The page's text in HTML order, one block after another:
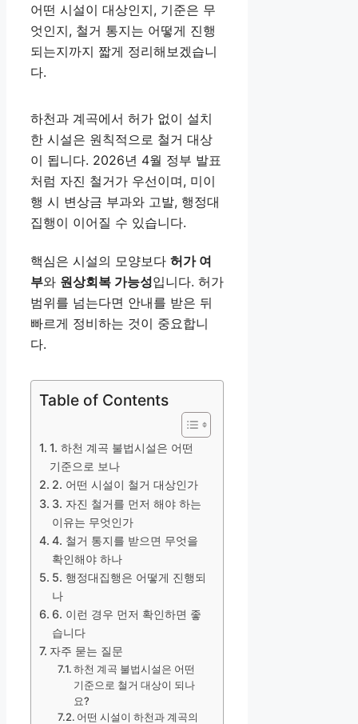
어떤 시설이 대상인지, 기준은 무
엇인지, 철거 통지는 어떻게 진행
되는지까지 짧게 정리해보겠습니
다.
하천과 계곡에서 허가 없이 설치
한 시설은 원칙적으로 철거 대상
이 됩니다. 2026년 4월 정부 발표
처럼 자진 철거가 우선이며, 미이
행 시 변상금 부과와 고발, 행정대
집행이 이어질 수 있습니다.
핵심은 시설의 모양보다 허가 여
부와 원상회복 가능성입니다. 허가
범위를 넘는다면 안내를 받은 뒤
빠르게 정비하는 것이 중요합니
다.
Table of Contents
1. 하천 계곡 불법시설은 어떤
기준으로 보나
2. 어떤 시설이 철거 대상인가
3. 자진 철거를 먼저 해야 하는
이유는 무엇인가
4. 철거 통지를 받으면 무엇을
확인해야 하나
5. 행정대집행은 어떻게 진행되
나
6. 이런 경우 먼저 확인하면 좋
습니다
자주 묻는 질문
하천 계곡 불법시설은 어떤
기준으로 철거 대상이 되나
요?
어떤 시설이 하천과 계곡의